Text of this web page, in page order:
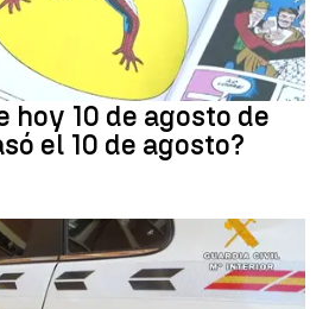
hoy 10 de agosto de
el 10 de agosto?